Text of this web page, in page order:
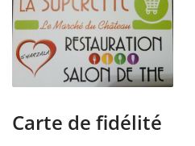
Carte de fidélité